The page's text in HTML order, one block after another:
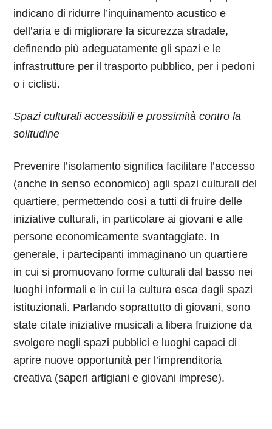
indicano di ridurre l’inquinamento acustico e
dell’aria e di migliorare la sicurezza stradale,
definendo più adeguatamente gli spazi e le
infrastrutture per il trasporto pubblico, per i pedoni
o i ciclisti.
Spazi culturali accessibili e prossimità contro la
solitudine
Prevenire l’isolamento significa facilitare l’accesso
(anche in senso economico) agli spazi culturali del
quartiere, permettendo così a tutti di fruire delle
iniziative culturali, in particolare ai giovani e alle
persone economicamente svantaggiate. In
generale, i partecipanti immaginano un quartiere
in cui si promuovano forme culturali dal basso nei
luoghi informali e in cui la cultura esca dagli spazi
istituzionali. Parlando soprattutto di giovani, sono
state citate iniziative musicali a libera fruizione da
svolgere negli spazi pubblici e luoghi capaci di
aprire nuove opportunità per l’imprenditoria
creativa (saperi artigiani e giovani imprese).